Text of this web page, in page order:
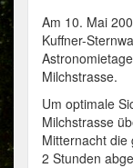
Am 10. Mai
Kuffner-
Milchstrasse.
Um optimale
Milchstrasse
Mitternacht die
2 Stunden